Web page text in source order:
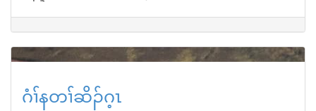
ဂံၢ်နတၢ်ဆိၣ်ဂ့ၤ